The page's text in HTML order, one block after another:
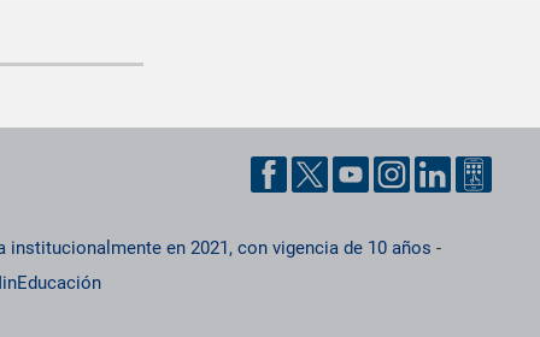
institucionalmente en 2021, con vigencia de 10 años -